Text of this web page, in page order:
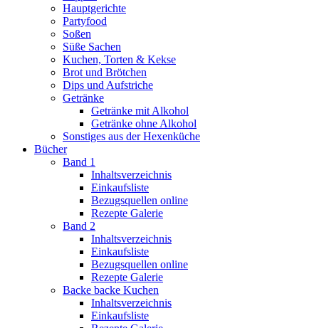
Hauptgerichte
Partyfood
Soßen
Süße Sachen
Kuchen, Torten & Kekse
Brot und Brötchen
Dips und Aufstriche
Getränke
Getränke mit Alkohol
Getränke ohne Alkohol
Sonstiges aus der Hexenküche
Bücher
Band 1
Inhaltsverzeichnis
Einkaufsliste
Bezugsquellen online
Rezepte Galerie
Band 2
Inhaltsverzeichnis
Einkaufsliste
Bezugsquellen online
Rezepte Galerie
Backe backe Kuchen
Inhaltsverzeichnis
Einkaufsliste